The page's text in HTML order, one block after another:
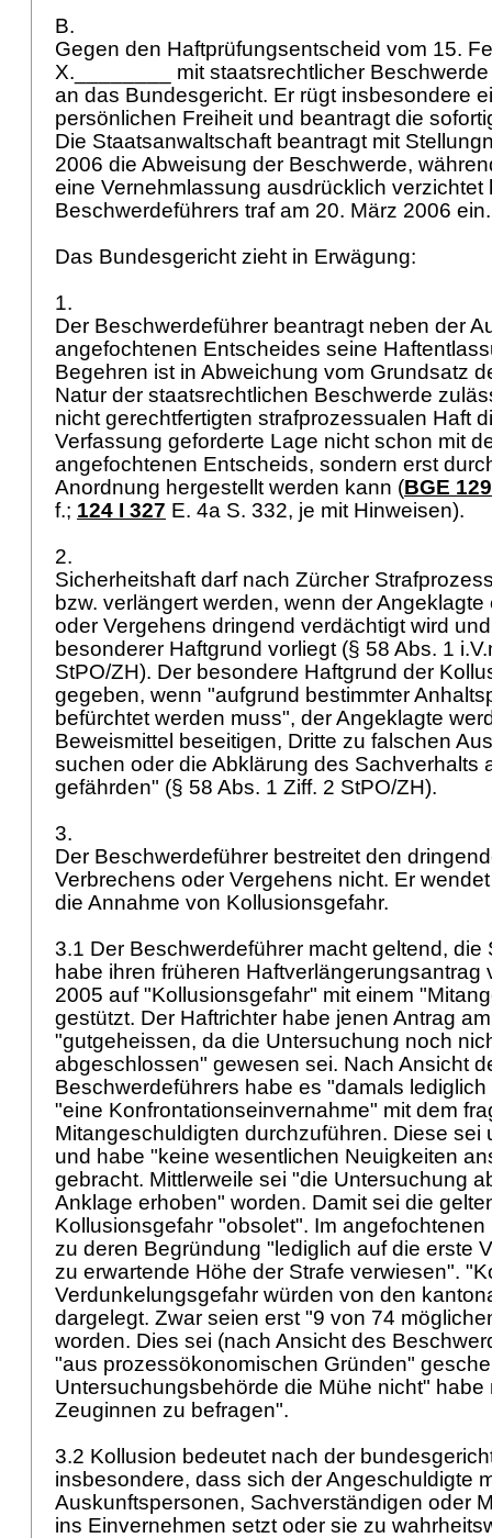
B.
Gegen den Haftprüfungsentscheid vom 15.
X.________ mit staatsrechtlicher
an das Bundesgericht. Er rügt insbesondere
persönlichen Freiheit und beantragt die
Die Staatsanwaltschaft beantragt mit
2006 die Abweisung der Beschwerde,
eine Vernehmlassung ausdrücklich verzichtet
Beschwerdeführers traf am 20. März 2006
Das Bundesgericht zieht in Erwägung:
1.
Der Beschwerdeführer beantragt neben der
angefochtenen Entscheides seine
Begehren ist in Abweichung vom Grundsatz
Natur der staatsrechtlichen Beschwerde
nicht gerechtfertigten strafprozessualen Haft
Verfassung geforderte Lage nicht schon mit
angefochtenen Entscheids, sondern erst
Anordnung hergestellt werden kann (BGE
f.; 124 I 327 E. 4a S. 332, je mit Hinweisen).
2.
Sicherheitshaft darf nach Zürcher
bzw. verlängert werden, wenn der
oder Vergehens dringend verdächtigt wird
besonderer Haftgrund vorliegt (§ 58 Abs. 1
StPO/ZH). Der besondere Haftgrund der
gegeben, wenn "aufgrund bestimmter
befürchtet werden muss", der Angeklagte
Beweismittel beseitigen, Dritte zu falschen
suchen oder die Abklärung des Sachverhalts
gefährden" (§ 58 Abs. 1 Ziff. 2 StPO/ZH).
3.
Der Beschwerdeführer bestreitet den
Verbrechens oder Vergehens nicht. Er
die Annahme von Kollusionsgefahr.
3.1 Der Beschwerdeführer macht geltend, die
habe ihren früheren Haftverlängerungsantrag
2005 auf "Kollusionsgefahr" mit einem
gestützt. Der Haftrichter habe jenen Antrag
"gutgeheissen, da die Untersuchung noch
abgeschlossen" gewesen sei. Nach Ansicht
Beschwerdeführers habe es "damals
"eine Konfrontationseinvernahme" mit dem
Mitangeschuldigten durchzuführen. Diese sei
und habe "keine wesentlichen Neuigkeiten
gebracht. Mittlerweile sei "die Untersuchung
Anklage erhoben" worden. Damit sei die
Kollusionsgefahr "obsolet". Im
zu deren Begründung "lediglich auf die erste
zu erwartende Höhe der Strafe verwiesen".
Verdunkelungsgefahr würden von den
dargelegt. Zwar seien erst "9 von 74
worden. Dies sei (nach Ansicht des
"aus prozessökonomischen Gründen"
Untersuchungsbehörde die Mühe nicht" habe
Zeuginnen zu befragen".
3.2 Kollusion bedeutet nach der
insbesondere, dass sich der Angeschuldigte
Auskunftspersonen, Sachverständigen oder
ins Einvernehmen setzt oder sie zu